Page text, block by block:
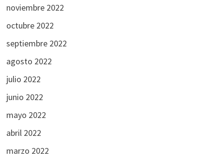
noviembre 2022
octubre 2022
septiembre 2022
agosto 2022
julio 2022
junio 2022
mayo 2022
abril 2022
marzo 2022